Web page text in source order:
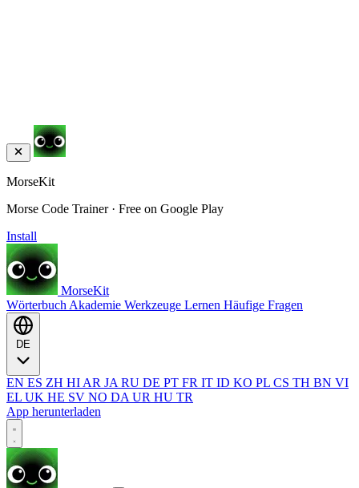
MorseKit
Morse Code Trainer · Free on Google Play
Install
MorseKit
Wörterbuch Akademie Werkzeuge Lernen Häufige Fragen
EN ES ZH HI AR JA RU DE PT FR IT ID KO PL CS TH BN VI
EL UK HE SV NO DA UR HU TR
App herunterladen